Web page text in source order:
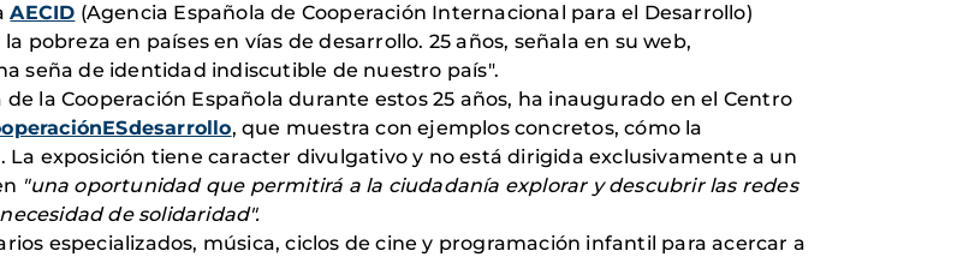
AECID (Agencia Española de Cooperación Internacional para el Desarrollo)
pobreza en países en vías de desarrollo. 25 años, señala en su web,
seña de identidad indiscutible de nuestro país".
la Cooperación Española durante estos 25 años, ha inaugurado en el Centro
, que muestra con ejemplos concretos, cómo la
La exposición tiene caracter divulgativo y noestá dirigida exclusivamente a un
"una oportunidad que permitirá a la ciudadanía explorar y descubrir las redes
de solidaridad".
especializados, música, ciclos de cine y programación infantil para acercar a